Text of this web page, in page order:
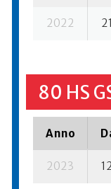
2022
80 HS
Anno
2023